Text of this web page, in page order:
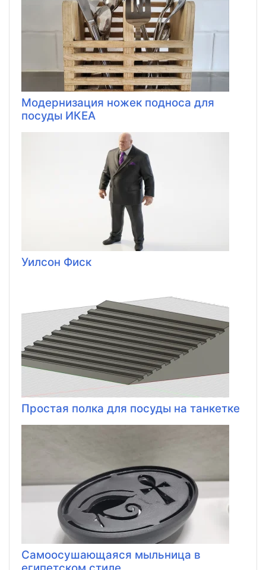
Модернизация ножек подноса для
посуды ИКЕА
Уилсон Фиск
Простая полка для посуды на танкетке
Самоосушающаяся мыльница в